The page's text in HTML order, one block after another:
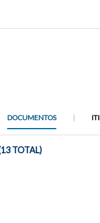
DOCUMENTOS
TOTAL)